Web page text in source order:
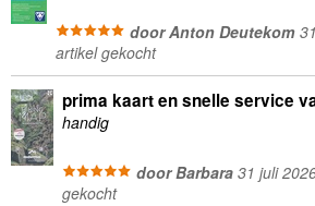
door Anton Deutekom
artikel gekocht
prima kaart en snelle service
handig
door Barbara31 juli
gekocht